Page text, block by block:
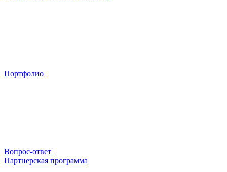
Портфолио
Вопрос-ответ
Партнерская программа